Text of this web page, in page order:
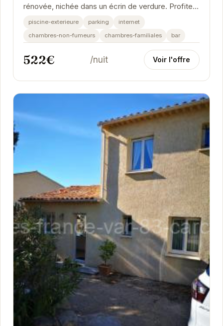
rénovée, nichée dans un écrin de verdure. Profitez
de la piscine privée, explorez les environs...
piscine-exterieure parking
internet
chambres-non-fumeurs
chambres-familiales bar
522€ /nuit Voir l'offre